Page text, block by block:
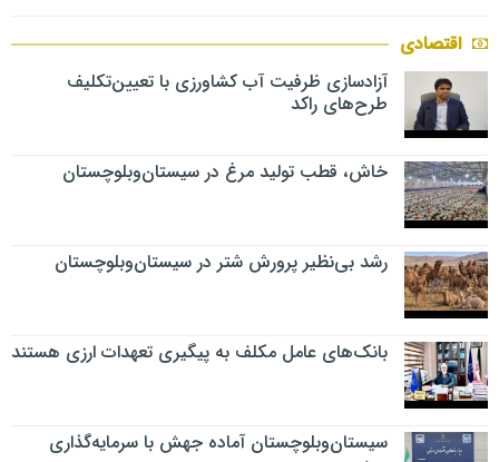
اقتصادی
آزادسازی ظرفیت آب کشاورزی با تعیین‌تکلیف
طرح‌های راکد
خاش، قطب تولید مرغ در سیستان‌وبلوچستان
رشد بی‌نظیر پرورش شتر در سیستان‌وبلوچستان
بانک‌های عامل مکلف به پیگیری تعهدات ارزی هستند
سیستان‌وبلوچستان آماده جهش با سرمایه‌گذاری